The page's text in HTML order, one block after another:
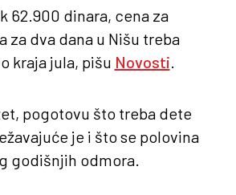
62.900 dinara, cena za
dva dana u Nišu treba
kraja jula, pišu Novosti.
pogotovu što treba dete
je i što se polovina
godišnjih odmora.